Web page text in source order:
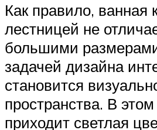
Как правило, ванная
лестницей не
большими
задачей дизайна
становится
пространства. В
приходит светлая